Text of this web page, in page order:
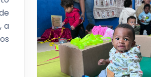
a